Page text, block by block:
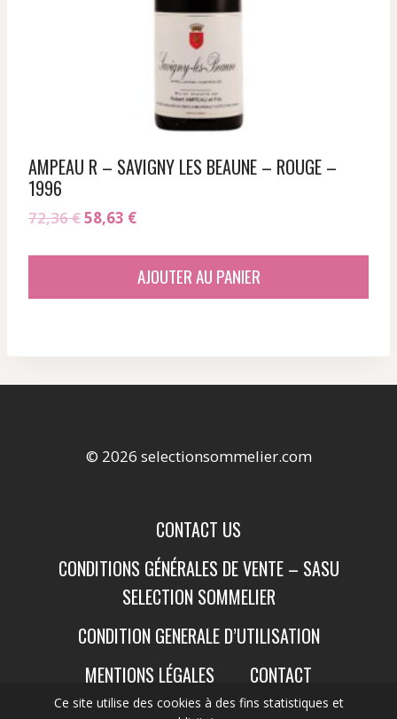
Ce site utilise des cookies à des fins statistiques et
AMPEAU R – SAVIGNY LES BEAUNE – ROUGE –
1996
72,36€Le
58,63 €Le
est :
AJOUTER AU PANIER
© 2026 selectionsommelier.com
CONTACT US
CONDITIONS GÉNÉRALES DE VENTE – SASU
SELECTION SOMMELIER
CONDITION GENERALE D’UTILISATION
MENTIONS LÉGALES
CONTACT